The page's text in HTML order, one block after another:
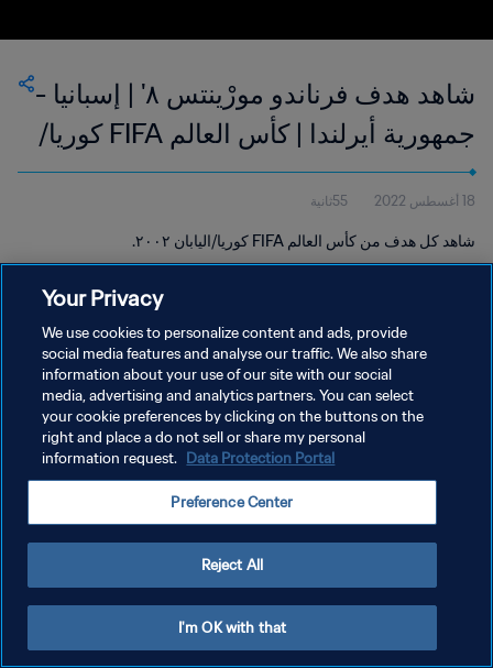
شاهد هدف فرناندو مورْينتس ٨' | إسبانيا -
جمهورية أيرلندا | كأس العالم FIFA كوريا/
اليابان ٢٠٠٢
18 أغسطس 2022 55ثانية
شاهد كل هدف من كأس العالم FIFA كوريا/اليابان ٢٠٠٢.
سياسة الخصوصية
شروط الخدمة
إدارة تفضيلات ملفات تعريف الارتباط
Your Privacy
We use cookies to personalize content and ads, provide
social media features and analyse our traffic. We also share
information about your use of our site with our social
media, advertising and analytics partners. You can select
your cookie preferences by clicking on the buttons on the
right and place a do not sell or share my personal
information request. Data Protection Portal
Preference Center
Reject All
I'm OK with that